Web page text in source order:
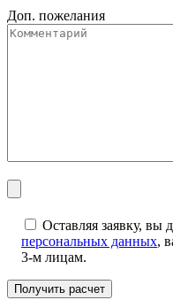
Доп. пожелания
Оставляя заявку, вы
персональных данных,
3-м лицам.